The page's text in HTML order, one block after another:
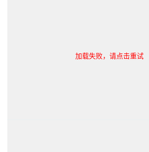
加载失败，请点击重试